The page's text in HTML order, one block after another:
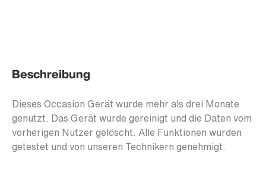
Beschreibung
Dieses Occasion Gerät wurde mehr als drei Monate
genutzt. Das Gerät wurde gereinigt und die Daten vom
vorherigen Nutzer gelöscht. Alle Funktionen wurden
getestet und von unseren Technikern genehmigt.